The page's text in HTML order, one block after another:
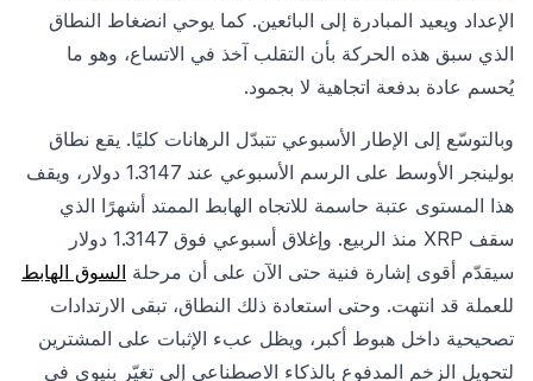
الإعداد ويعيد المبادرة إلى البائعين. كما يوحي انضغاط النطاق
الذي سبق هذه الحركة بأن التقلب آخذ في الاتساع، وهو ما
يُحسم عادة بدفعة اتجاهية لا بجمود.
وبالتوسّع إلى الإطار الأسبوعي تتبدّل الرهانات كليًا. يقع نطاق
بولينجر الأوسط على الرسم الأسبوعي عند 1.3147 دولار، ويقف
هذا المستوى عتبة حاسمة للاتجاه الهابط الممتد أشهرًا الذي
سقف XRP منذ الربيع. وإغلاق أسبوعي فوق 1.3147 دولار
سيقدّم أقوى إشارة فنية حتى الآن على أن مرحلة السوق الهابط
للعملة قد انتهت. وحتى استعادة ذلك النطاق، تبقى الارتدادات
تصحيحية داخل هبوط أكبر، ويظل عبء الإثبات على المشترين
لتحويل الزخم المدفوع بالذكاء الاصطناعي إلى تغيّر بنيوي في